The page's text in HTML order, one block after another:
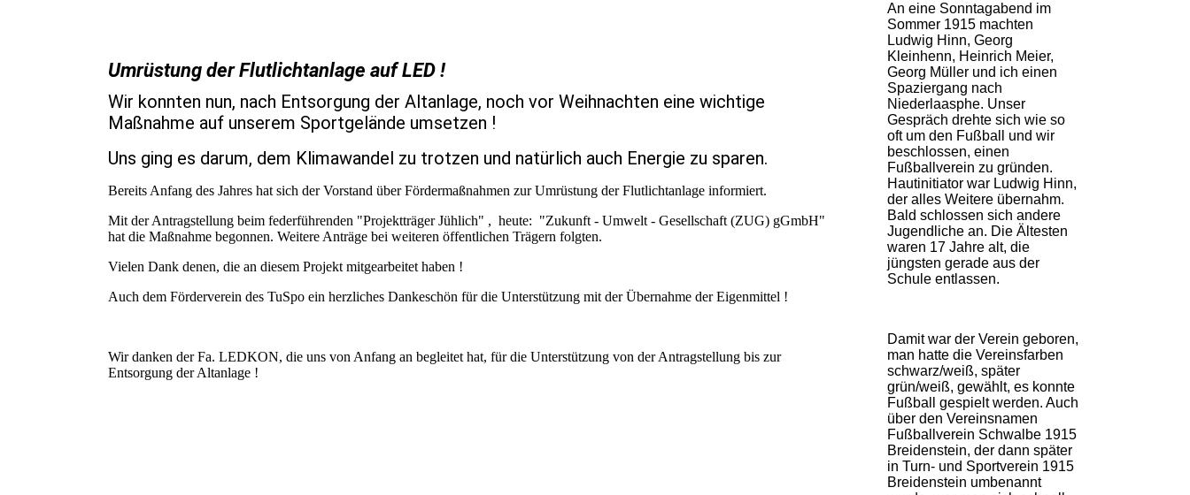
Umrüstung der Flutlichtanlage auf LED !
Wir konnten nun, nach Entsorgung der Altanlage, noch vor Weihnachten eine wichtige
Maßnahme auf unserem Sportgelände umsetzen !
Uns ging es darum, dem Klimawandel zu trotzen und natürlich auch Energie zu sparen.
Bereits Anfang des Jahres hat sich der Vorstand über Fördermaßnahmen zur Umrüstung der Flutlichtanlage informiert.
Mit der Antragstellung beim federführenden "Projektträger Jühlich" , heute: "Zukunft - Umwelt - Gesellschaft (ZUG) gGmbH"
hat die Maßnahme begonnen. Weitere Anträge bei weiteren öffentlichen Trägern folgten.
Vielen Dank denen, die an diesem Projekt mitgearbeitet haben !
Auch dem Förderverein des TuSpo ein herzliches Dankeschön für die Unterstützung mit der Übernahme der Eigenmittel !
Wir danken der Fa. LEDKON, die uns von Anfang an begleitet hat, für die Unterstützung von der Antragstellung bis zur
Entsorgung der Altanlage !
An eine Sonntagabend im
Sommer 1915 machten
Ludwig Hinn, Georg
Kleinhenn, Heinrich Meier,
Georg Müller und ich einen
Spaziergang nach
Niederlaasphe. Unser
Gespräch drehte sich wie so
oft um den Fußball und wir
beschlossen, einen
Fußballverein zu gründen.
Hautinitiator war Ludwig Hinn,
der alles Weitere übernahm.
Bald schlossen sich andere
Jugendliche an. Die Ältesten
waren 17 Jahre alt, die
jüngsten gerade aus der
Schule entlassen.
Damit war der Verein geboren,
man hatte die Vereinsfarben
schwarz/weiß, später
grün/weiß, gewählt, es konnte
Fußball gespielt werden. Auch
über den Vereinsnamen
Fußballverein Schwalbe 1915
Breidenstein, der dann später
in Turn- und Sportverein 1915
Breidenstein umbenannt